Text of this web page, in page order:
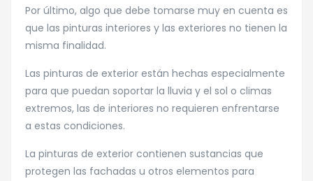
Por último, algo que debe tomarse muy en cuenta es
que las pinturas interiores y las exteriores no tienen la
misma finalidad.
Las pinturas de exterior están hechas especialmente
para que puedan soportar la lluvia y el sol o climas
extremos, las de interiores no requieren enfrentarse
a estas condiciones.
La pinturas de exterior contienen sustancias que
protegen las fachadas u otros elementos para